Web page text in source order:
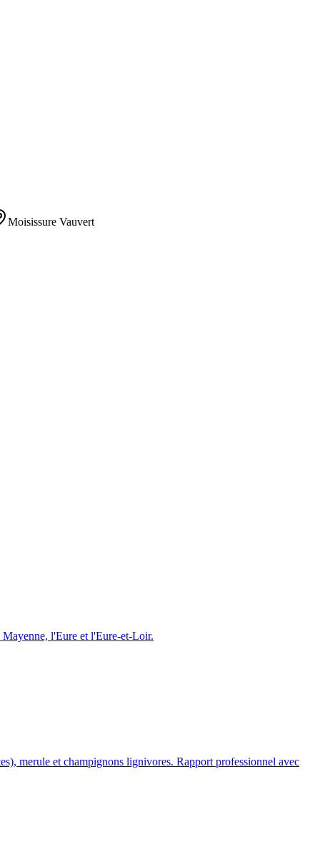
Moisissure Vauvert
Mayenne, l'Eure et l'Eure-et-Loir.
merule et champignons lignivores. Rapport professionnel avec